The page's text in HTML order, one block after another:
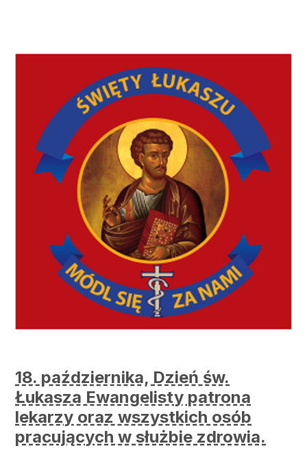
18. października, Dzień św.
Łukasza Ewangelisty patrona
lekarzy oraz wszystkich osób
pracujących w służbie zdrowia.